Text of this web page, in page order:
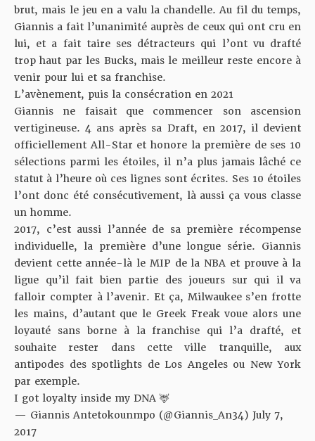
brut, mais le jeu en a valu la chandelle. Au fil du temps,
Giannis a fait l’unanimité auprès de ceux qui ont cru en
lui, et a fait taire ses détracteurs qui l’ont vu drafté
trop haut par les Bucks, mais le meilleur reste encore à
venir pour lui et sa franchise.
L’avènement, puis la consécration en 2021
Giannis ne faisait que commencer son ascension
vertigineuse. 4 ans après sa Draft, en 2017, il devient
officiellement All-Star et honore la première de ses 10
sélections parmi les étoiles, il n’a plus jamais lâché ce
statut à l’heure où ces lignes sont écrites. Ses 10 étoiles
l’ont donc été consécutivement, là aussi ça vous classe
un homme.
2017, c’est aussi l’année de sa première récompense
individuelle, la première d’une longue série. Giannis
devient cette année-là le MIP de la NBA et prouve à la
ligue qu’il fait bien partie des joueurs sur qui il va
falloir compter à l’avenir. Et ça, Milwaukee s’en frotte
les mains, d’autant que le Greek Freak voue alors une
loyauté sans borne à la franchise qui l’a drafté, et
souhaite rester dans cette ville tranquille, aux
antipodes des spotlights de Los Angeles ou New York
par exemple.
I got loyalty inside my DNA 🦌
— Giannis Antetokounmpo (@Giannis_An34) July 7,
2017